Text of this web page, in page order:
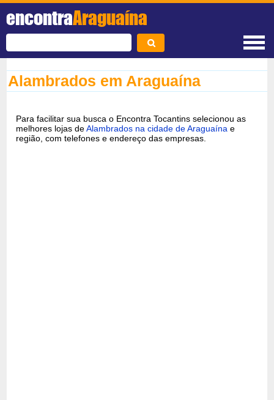
encontraAraguaína
Alambrados em Araguaína
Para facilitar sua busca o Encontra Tocantins selecionou as
melhores lojas deAlambrados na cidade de Araguaína e
região, com telefones e endereço das empresas.